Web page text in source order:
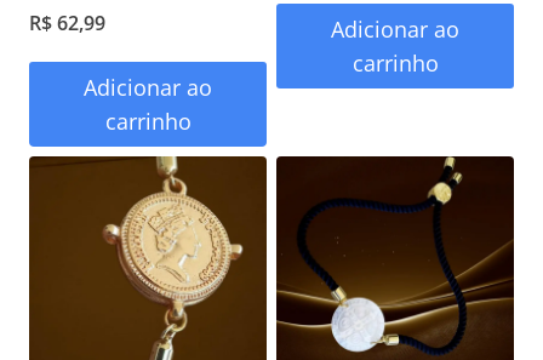
R$62,99
Adicionar ao
carrinho
Adicionar ao
carrinho